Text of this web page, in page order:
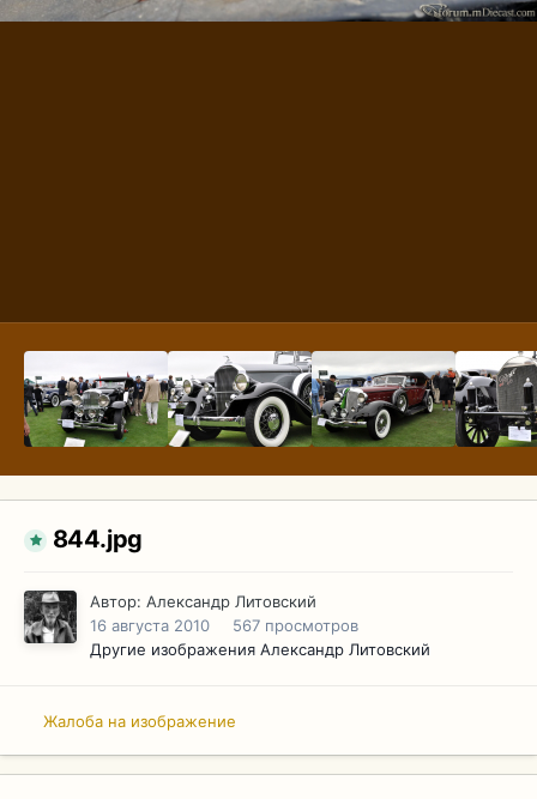
844.jpg
Автор: Александр Литовский
16 августа 2010
567 просмотров
Другие изображения Александр Литовский
Жалоба на изображение